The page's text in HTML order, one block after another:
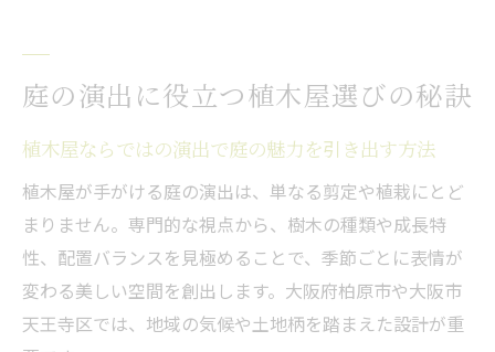
費用とサービス内容を植木屋ごとに比較す
るポイント
大阪府柏原市で叶える理想の庭づくり
植木屋が提案する柏原市の理想的な庭施工
例
柏原市での植木屋活用による庭の演出実例
集
地元植木屋を活用した柏原市の庭づくりの
庭の演出に役立つ植木屋選びの秘訣
植木屋ならではの演出で庭の魅力を引き出す方法
植木屋が手がける庭の演出は、単なる剪定や植栽にとど
まりません。専門的な視点から、樹木の種類や成長特
性、配置バランスを見極めることで、季節ごとに表情が
変わる美しい空間を創出します。大阪府柏原市や大阪市
天王寺区では、地域の気候や土地柄を踏まえた設計が重